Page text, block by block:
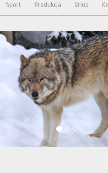
Sport Produkcja Urlop